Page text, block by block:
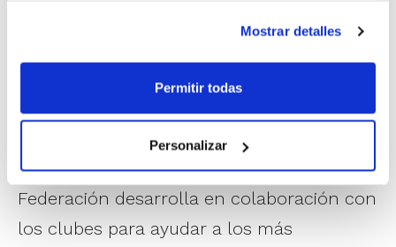
Mostrar detalles
Permitir todas
Personalizar
generación de 2016, los benjamines de
primer año, especialmente ilusionados con
poder entrar a formar parte del
de Tecnificación, una iniciativa que la
Federación desarrolla en colaboración con
los clubes para ayudar a los más